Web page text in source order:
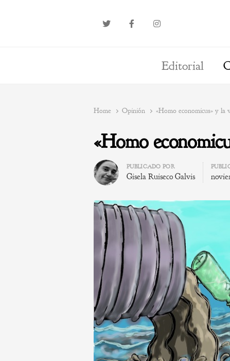
Editorial
Home Opinión «Homo economicus» y la
«Homo
Author
PUBLICADO POR
Gisela Ruiseco Galvis